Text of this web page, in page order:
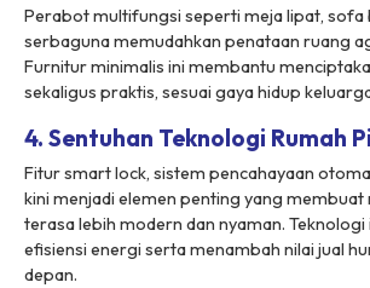
Perabot multifungsi seperti meja lipat, sofa
serbaguna memudahkan penataan ruang
Furnitur minimalis ini membantu
sekaligus praktis, sesuai gaya hidup
4. Sentuhan Teknologi Rumah
Fitur smart lock, sistem pencahayaan
kini menjadi elemen penting yang
terasa lebih modern dan nyaman.
efisiensi energi serta menambah nilai jual
depan.